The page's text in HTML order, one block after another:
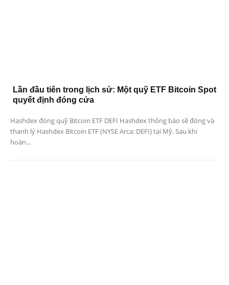
Lần đầu tiên trong lịch sử: Một quỹ ETF Bitcoin Spot
quyết định đóng cửa
Hashdex đóng quỹ Bitcoin ETF DEFI Hashdex thông báo sẽ đóng và
thanh lý Hashdex Bitcoin ETF (NYSE Arca: DEFI) tại Mỹ. Sau khi
hoàn...